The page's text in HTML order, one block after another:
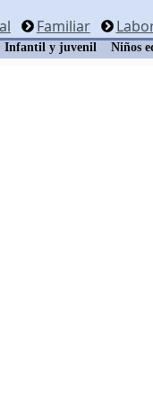
Familiar
Infantil y juvenil Niños